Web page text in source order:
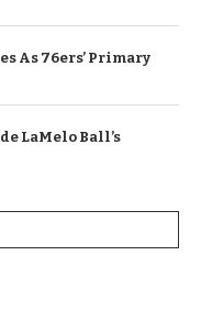
As 76ers’ Primary
LaMelo Ball’s